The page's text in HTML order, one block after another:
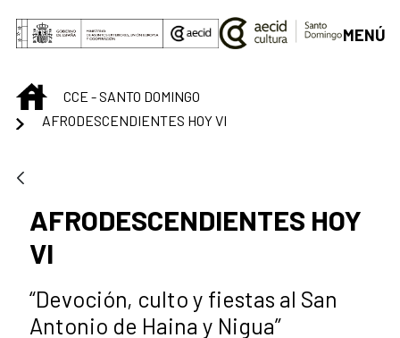
Saltar al contenido principal
MENÚ
INICIOCCE - SANTO DOMINGO
AFRODESCENDIENTES HOY VI
AFRODESCENDIENTES HOY
VI
“Devoción, culto y fiestas al San
Antonio de Haina y Nigua”